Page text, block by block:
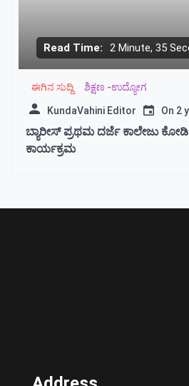
Read Time: 2 Minute, 35
ಈಗಿನ ಸುದ್ದಿ ಶಿಕ್ಷಣ -ಉದ್ಯೋಗ
KundaVahini Editor On 2
ಬ್ಯಾರೀಸ್ ಪ್ರಥಮ ದರ್ಜೆ ಕಾಲೇಜು ಕೋಡಿ:
ಕಾರ್ಯಕ್ರಮ